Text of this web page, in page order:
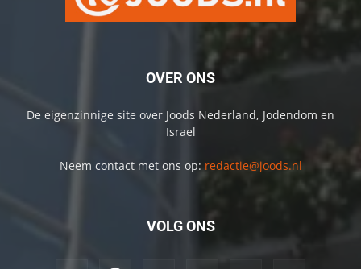
OVER ONS
De eigenzinnige site over Joods Nederland, Jodendom en
Israel
Neem contact met ons op: redactie@joods.nl
VOLG ONS